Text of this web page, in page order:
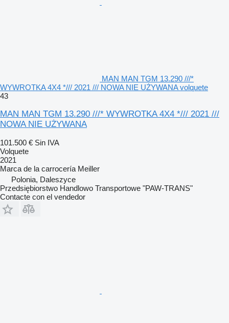
MAN MAN TGM 13.290 ///*
WYWROTKA 4X4 */// 2021 /// NOWA NIE UŻYWANA volquete
43
MAN MAN TGM 13.290 ///* WYWROTKA 4X4 */// 2021 ///
NOWA NIE UŻYWANA
101.500 € Sin IVA
Volquete
2021
Marca de la carrocería Meiller
Polonia, Daleszyce
Przedsiębiorstwo Handlowo Transportowe "PAW-TRANS"
Contacte con el vendedor